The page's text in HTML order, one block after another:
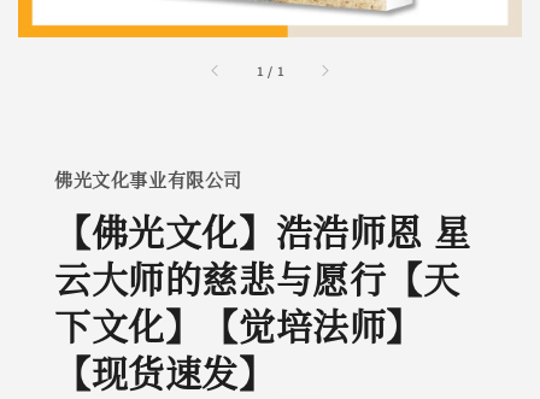
1 / 1
佛光文化事业有限公司
【佛光文化】浩浩师恩 星
云大师的慈悲与愿行【天
下文化】【觉培法师】
【现货速发】